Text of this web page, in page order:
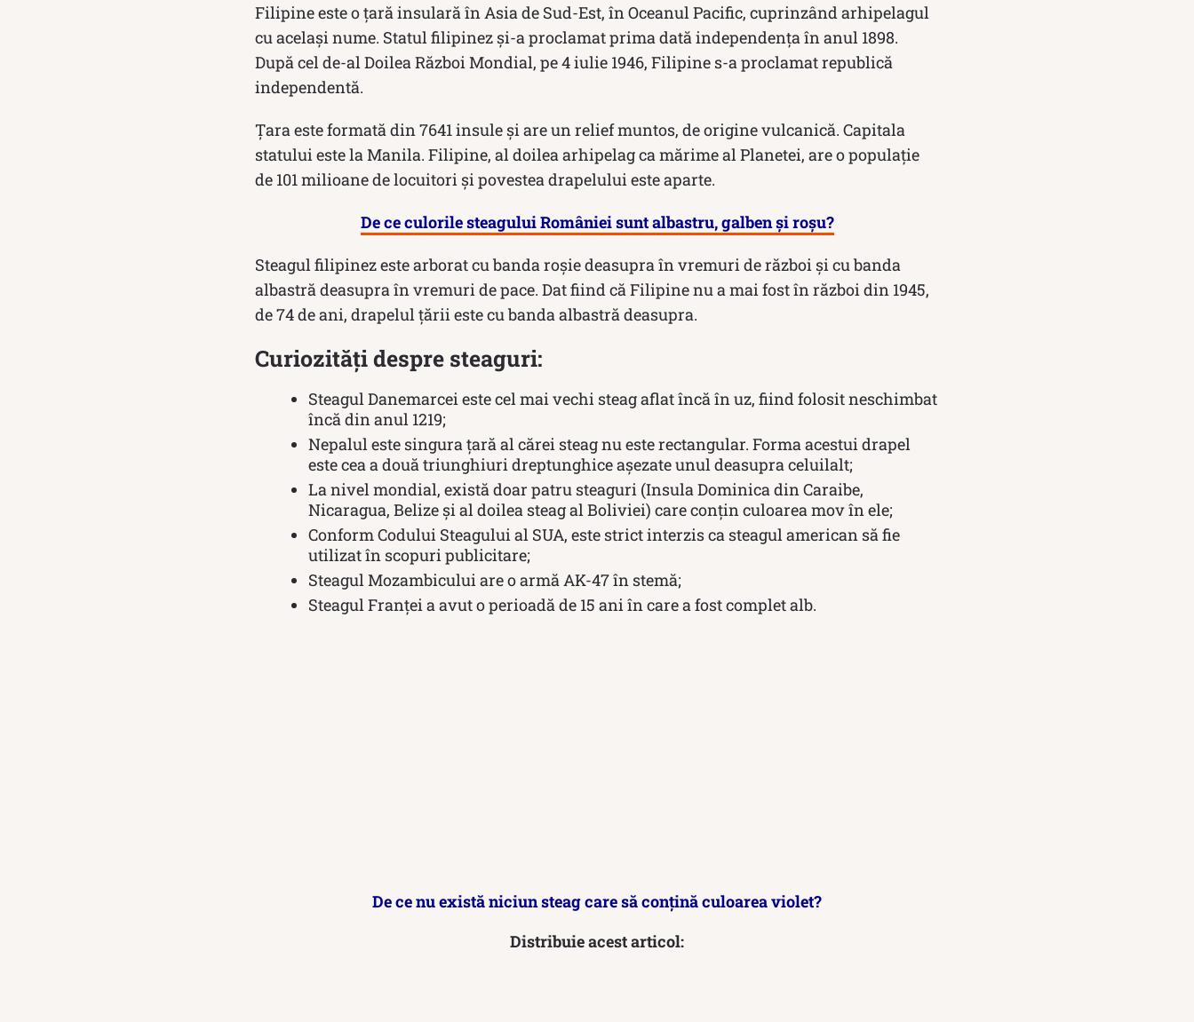
Filipine este o țară insulară în Asia de Sud-Est, în Oceanul Pacific, cuprinzând arhipelagul
cu același nume. Statul filipinez și-a proclamat prima dată independența în anul 1898.
După cel de-al Doilea Război Mondial, pe 4 iulie 1946, Filipine s-a proclamat republică
independentă.
Țara este formată din 7641 insule și are un relief muntos, de origine vulcanică. Capitala
statului este la Manila. Filipine, al doilea arhipelag ca mărime al Planetei, are o populație
de 101 milioane de locuitori și povestea drapelului este aparte.
De ce culorile steagului României sunt albastru, galben și roșu?
Steagul filipinez este arborat cu banda roșie deasupra în vremuri de război și cu banda
albastră deasupra în vremuri de pace. Dat fiind că Filipine nu a mai fost în război din 1945,
de 74 de ani, drapelul țării este cu banda albastră deasupra.
Curiozități despre steaguri:
Steagul Danemarcei este cel mai vechi steag aflat încă în uz, fiind folosit neschimbat
încă din anul 1219;
Nepalul este singura ţară al cărei steag nu este rectangular. Forma acestui drapel
este cea a două triunghiuri dreptunghice aşezate unul deasupra celuilalt;
La nivel mondial, există doar patru steaguri (Insula Dominica din Caraibe,
Nicaragua, Belize și al doilea steag al Boliviei) care conțin culoarea mov în ele;
Conform Codului Steagului al SUA, este strict interzis ca steagul american să fie
utilizat în scopuri publicitare;
Steagul Mozambicului are o armă AK-47 în stemă;
Steagul Franței a avut o perioadă de 15 ani în care a fost complet alb.
De ce nu există niciun steag care să conțină culoarea violet?
Distribuie acest articol: